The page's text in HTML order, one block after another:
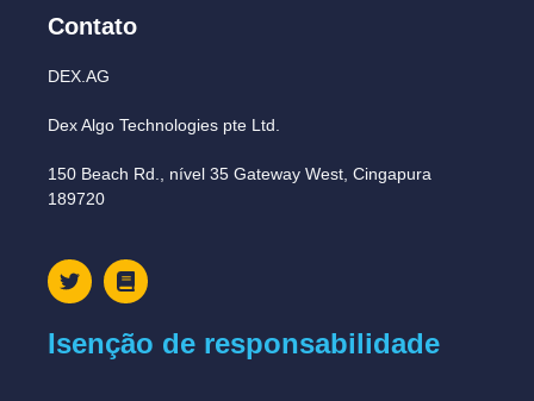
Contato
DEX.AG
Dex Algo Technologies pte Ltd.
150 Beach Rd., nível 35 Gateway West, Cingapura
189720
Isenção de responsabilidade